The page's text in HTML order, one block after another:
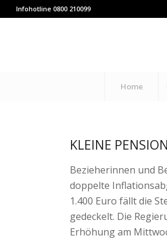
Infohotline 0800 210099
Home
KLEINE
Bezieherinnen und
doppelte
1.400 Euro fällt die
gedeckelt. Die
Erhöhung am